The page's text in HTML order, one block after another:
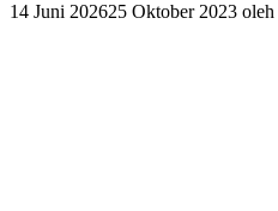
14 Juni 202625 Oktober 2023 oleh